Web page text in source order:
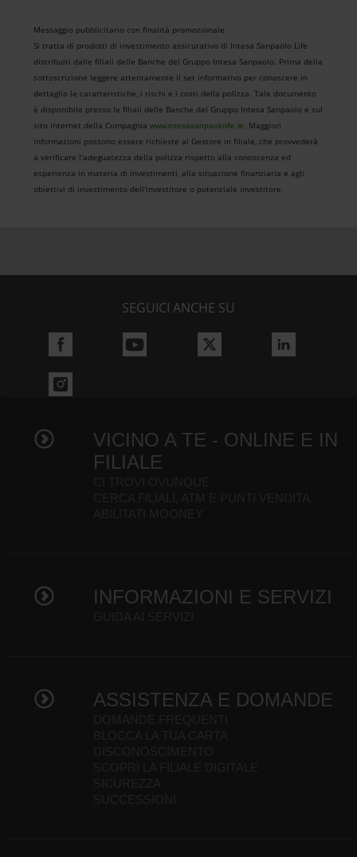
Messaggio pubblicitario con finalità promozionale
Si tratta di prodotti di investimento assicurativo di Intesa Sanpaolo Life
distribuiti dalle filiali delle Banche del Gruppo Intesa Sanpaolo. Prima della
sottoscrizione leggere attentamente il set informativo per conoscere in
dettaglio le caratteristiche, i rischi e i costi della polizza. Tale documento
è disponibile presso le filiali delle Banche del Gruppo Intesa Sanpaolo e sul
sito internet della Compagniawww.intesasanpaololife.ie. Maggiori
informazioni possono essere richieste al Gestore in filiale, che provvederà
a verificare l'adeguatezza della polizza rispetto alla conoscenza ed
esperienza in materia di investimenti, alla situazione finanziaria e agli
obiettivi di investimento dell'investitore o potenziale investitore.
SEGUICI ANCHE SU
VICINO A TE - ONLINE E IN
FILIALE
INFORMAZIONI E SERVIZI
ASSISTENZA E DOMANDE